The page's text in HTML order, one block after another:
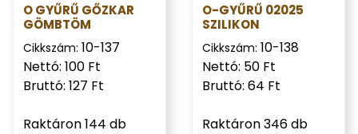
O GYŰRŰ GŐZKAR
GÖMBTÖM
Cikkszám: 10-137
Nettó: 100 Ft
Bruttó: 127 Ft
Raktáron 144 db
O-GYŰRŰ 02025
SZILIKON
Cikkszám: 10-138
Nettó: 50 Ft
Bruttó: 64 Ft
Raktáron 346 db